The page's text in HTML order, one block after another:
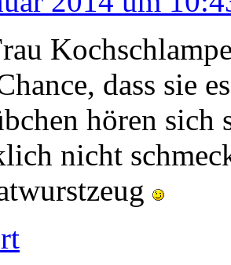
dass sie
hören sich
nicht